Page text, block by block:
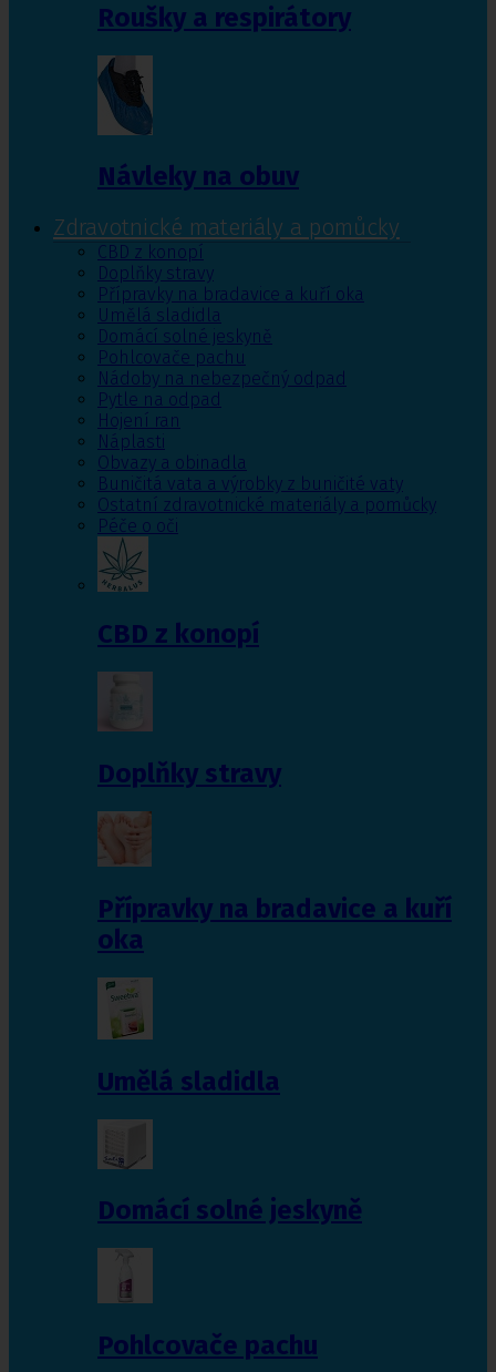
Roušky a respirátory
Návleky na obuv
Zdravotnické materiály a pomůcky
CBD z konopí
Doplňky stravy
Přípravky na bradavice a kuří oka
Umělá sladidla
Domácí solné jeskyně
Pohlcovače pachu
Nádoby na nebezpečný odpad
Pytle na odpad
Hojení ran
Náplasti
Obvazy a obinadla
Buničitá vata a výrobky z buničité vaty
Ostatní zdravotnické materiály a pomůcky
Péče o oči
CBD z konopí
Doplňky stravy
Přípravky na bradavice a kuří
oka
Umělá sladidla
Domácí solné jeskyně
Pohlcovače pachu